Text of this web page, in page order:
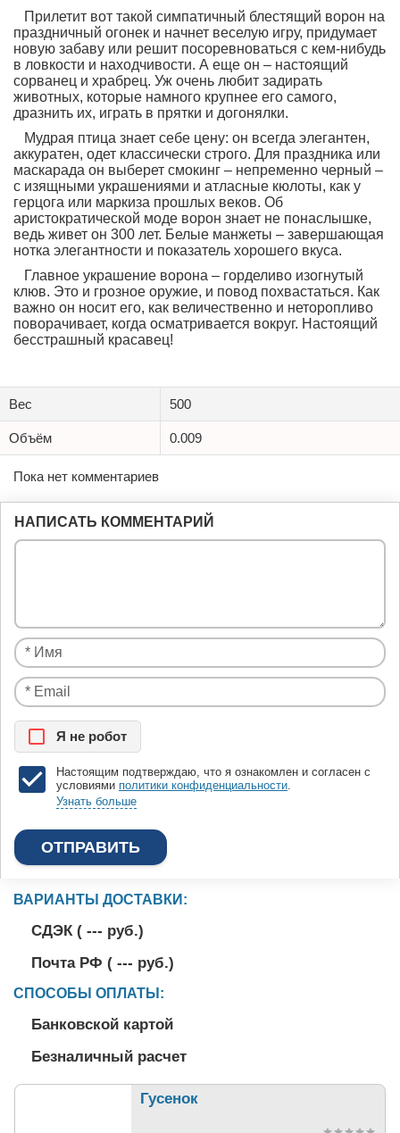
Прилетит вот такой симпатичный блестящий ворон на
праздничный огонек и начнет веселую игру, придумает
новую забаву или решит посоревноваться с кем-нибудь
в ловкости и находчивости. А еще он – настоящий
сорванец и храбрец. Уж очень любит задирать
животных, которые намного крупнее его самого,
дразнить их, играть в прятки и догонялки.
Мудрая птица знает себе цену: он всегда элегантен,
аккуратен, одет классически строго. Для праздника или
маскарада он выберет смокинг – непременно черный –
с изящными украшениями и атласные кюлоты, как у
герцога или маркиза прошлых веков. Об
аристократической моде ворон знает не понаслышке,
ведь живет он 300 лет. Белые манжеты – завершающая
нотка элегантности и показатель хорошего вкуса.
Главное украшение ворона – горделиво изогнутый
клюв. Это и грозное оружие, и повод похвастаться. Как
важно он носит его, как величественно и неторопливо
поворачивает, когда осматривается вокруг. Настоящий
бесстрашный красавец!
Вес 500
Объём 0.009
Пока нет комментариев
НАПИСАТЬ КОММЕНТАРИЙ
Я нe рoбoт
Настоящим подтверждаю, что я ознакомлен и согласен с
условиями политики конфиденциальности
Узнать больше
ВАРИАНТЫ ДОСТАВКИ:
СДЭК ( --- руб.)
Почта РФ ( --- руб.)
СПОСОБЫ ОПЛАТЫ:
Банковской картой
Безналичный расчет
Гусенок